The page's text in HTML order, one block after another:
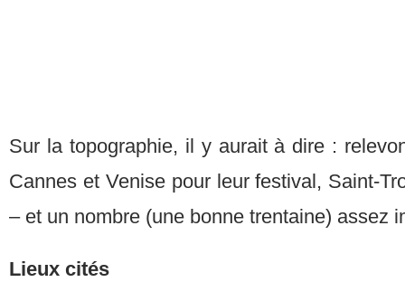
Sur la topographie, il y aurait à dire :
Cannes et Venise pour leur festival, Saint-
– et un nombre (une bonne trentaine) assez
Lieux cités